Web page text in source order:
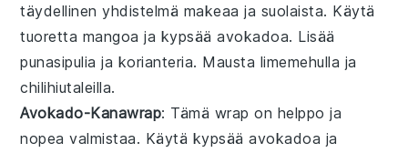
täydellinen yhdistelmä makeaa ja suolaista. Käytä
tuoretta mangoa ja kypsääavokadoa. Lisää
punasipulia ja korianteria. Mausta limemehulla ja
chilihiutaleilla.
Avokado-Kanawrap: Tämä wrap on helppo ja
nopea valmistaa. Käytä kypsääavokadoa ja